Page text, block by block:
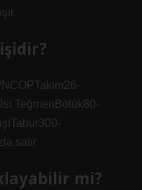
TeğmenBölük80-
satır
mi?